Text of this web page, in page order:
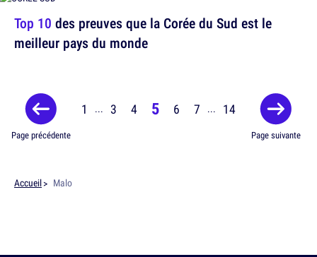
Top 10 des preuves que la Corée du Sud est le
meilleur pays du monde
Page précédente
1 ... 3 4 5 6 7 ... 14
Page suivante
Accueil Malo